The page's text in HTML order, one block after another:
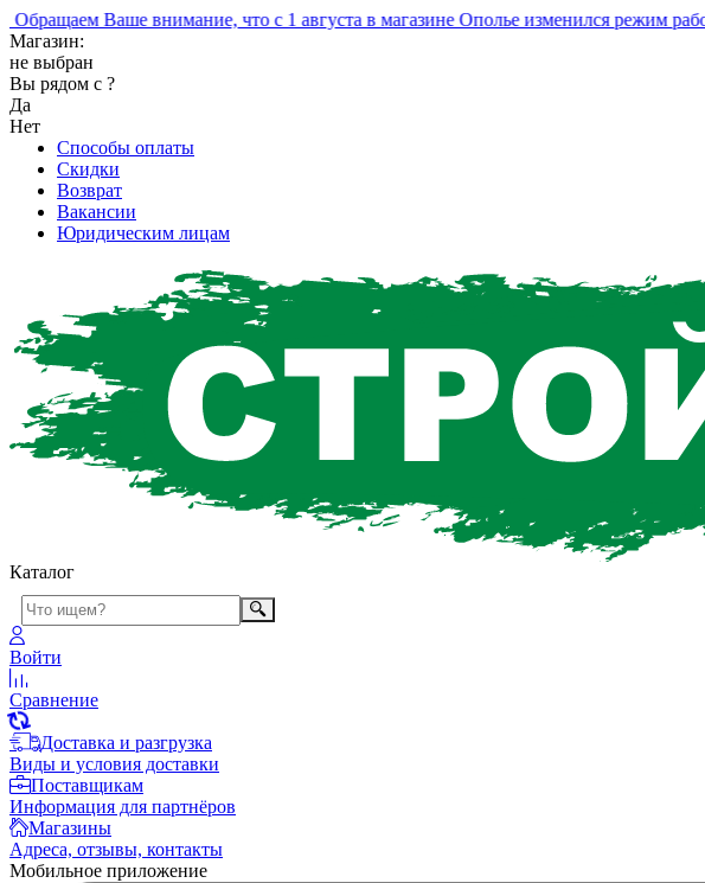
Ваше внимание, что с 1 августа в магазине Ополье изменился режим работы.
Магазин:
не выбран
Вы рядом с ?
Да
Нет
Способы оплаты
Скидки
Возврат
Вакансии
Юридическим лицам
Каталог
Войти
Сравнение
Доставка и разгрузка
Виды и условия доставки
Поставщикам
Информация для партнёров
Магазины
Адреса, отзывы, контакты
Мобильное приложение